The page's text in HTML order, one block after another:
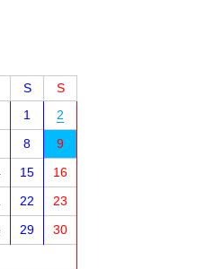
S
S
1
2
8
9
15
16
22
23
29
30